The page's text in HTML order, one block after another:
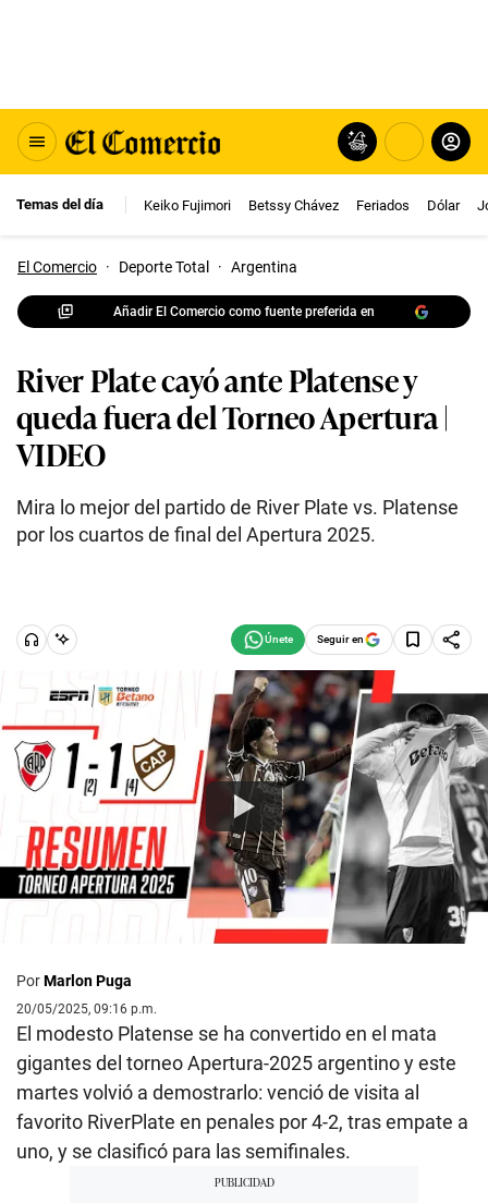
Temas del día Keiko Fujimori Betssy Chávez Feriados Dólar
El Comercio · Deporte Total · Argentina
Añadir El Comercio como fuente preferida en
River Plate cayó ante Platense y
queda fuera del Torneo Apertura |
VIDEO
Mira lo mejor del partido de River Plate vs. Platense
por los cuartos de final del Apertura 2025.
Seguir en
PorMarlon Puga
20/05/2025, 09:16 p.m.
El modesto Platense se ha convertido en el mata
gigantes del torneo Apertura-2025 argentino y este
martes volvió a demostrarlo: venció de visita al
favorito RiverPlate en penales por 4-2, tras empate a
uno, y se clasificó para las semifinales.